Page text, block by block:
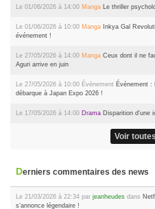
Le 01/06/2026 à 14:00 Manga Le thriller
Le 01/06/2026 à 10:00 Manga Inkya Gal
événement !
Le 27/05/2026 à 14:00 Manga Ceux dont il ne
Aguri arrive en juin
Le 27/05/2026 à 10:00 Événement Événement :
débarque à Japan Expo 2026 !
Le 17/05/2026 à 14:00 Drama Disparition d'une
Voir
Derniers commentaires des news
Le 21/03/2026 à 22:34 par jeanheudes dans
s’annonce légendaire !